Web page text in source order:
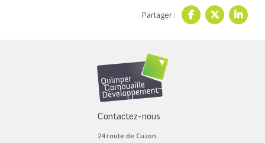
Partager :
Contactez-nous
24 route de Cuzon